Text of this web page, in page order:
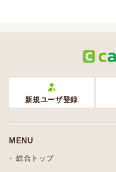
新規ユーザ登録
MENU
総合トップ